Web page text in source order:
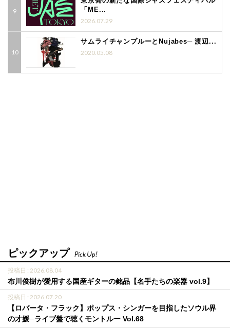
「ME...
2026.07.29
サムライチャンプルーとNujabes─ 渡辺...
2020.05.08
ピックアップ Pick Up!
投稿日 : 2026.08.04
布川俊樹が愛用する国産ギターの銘品【名手たちの楽器 vol.9】
投稿日 : 2026.07.20
【ロバータ・フラック】ポップス・シンガーを目指したソウル界
の才媛─ライブ盤で聴くモントルー Vol.68